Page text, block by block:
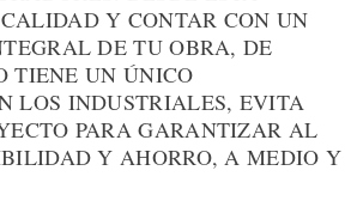
Y CONTAR CON UN
DE TU OBRA, DE
TIENE UN ÚNICO
LOS INDUSTRIALES, EVITA
PARA GARANTIZAR AL
Y AHORRO, A MEDIO Y